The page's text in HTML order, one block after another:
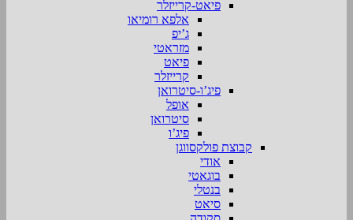
פיאט-קרייזלר
אלפא רומיאו
ג’יפ
מזראטי
פיאט
קרייזלר
פיג’ו-סיטרואן
אופל
סיטרואן
פיג’ו
קבוצת פולקסווגן
אודי
בוגאטי
בנטלי
סיאט